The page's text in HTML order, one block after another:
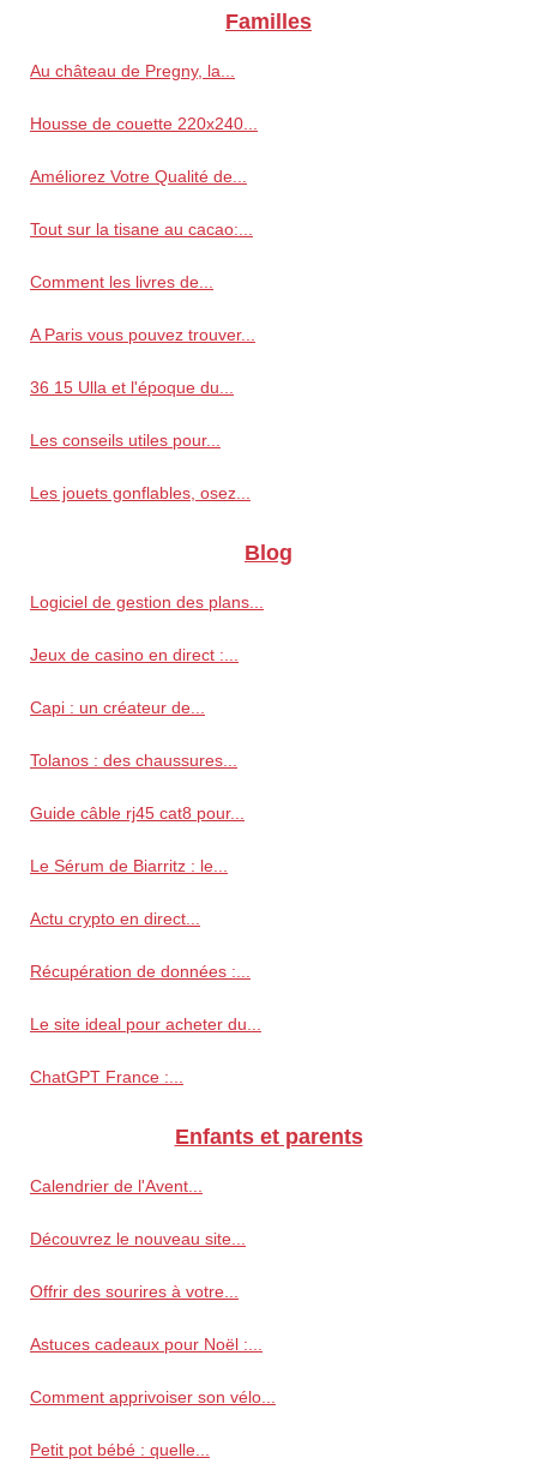
Familles
Au château de Pregny, la...
Housse de couette 220x240...
Améliorez Votre Qualité de...
Tout sur la tisane au cacao:...
Comment les livres de...
A Paris vous pouvez trouver...
36 15 Ulla et l'époque du...
Les conseils utiles pour...
Les jouets gonflables, osez...
Blog
Logiciel de gestion des plans...
Jeux de casino en direct :...
Capi : un créateur de...
Tolanos : des chaussures...
Guide câble rj45 cat8 pour...
Le Sérum de Biarritz : le...
Actu crypto en direct...
Récupération de données :...
Le site ideal pour acheter du...
ChatGPT France :...
Enfants et parents
Calendrier de l'Avent...
Découvrez le nouveau site...
Offrir des sourires à votre...
Astuces cadeaux pour Noël :...
Comment apprivoiser son vélo...
Petit pot bébé : quelle...